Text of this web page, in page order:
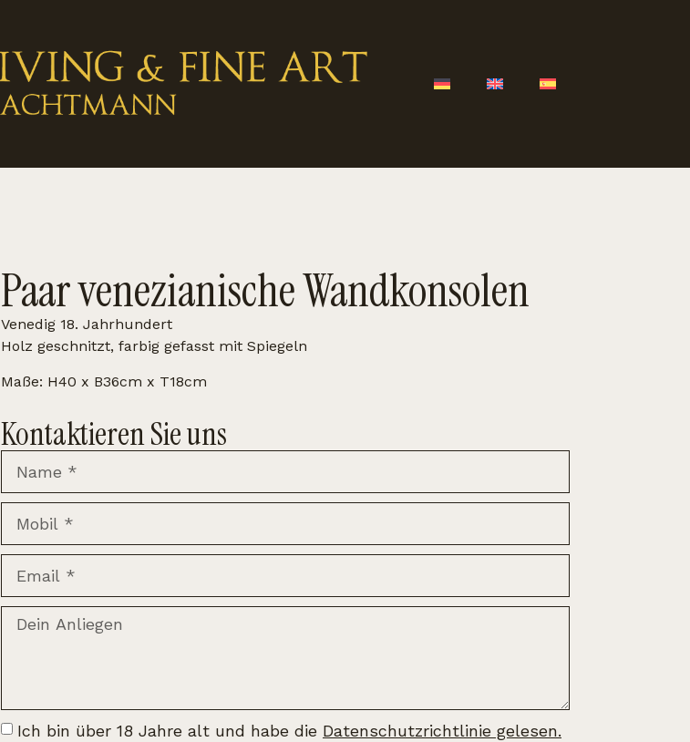
Paar venezianische Wandkonsolen
Venedig 18. Jahrhundert
Holz geschnitzt, farbig gefasst mit Spiegeln
Maße: H40 x B36cm x T18cm
Kontaktieren Sie uns
Ich bin über 18 Jahre alt und habe die Datenschutzrichtlinie gelesen.